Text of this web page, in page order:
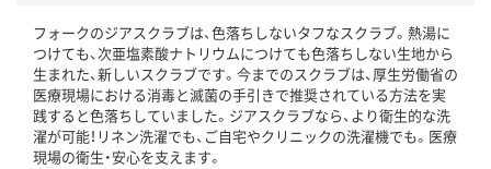
フォークのジアスクラブは、色落ちしないタフなスクラブ。熱湯に
つけても、次亜塩素酸ナトリウムにつけても色落ちしない生地から
生まれた、新しいスクラブです。今までのスクラブは、厚生労働省の
医療現場における消毒と滅菌の手引きで推奨されている方法を実
践すると色落ちしていました。ジアスクラブなら、より衛生的な洗
濯が可能！リネン洗濯でも、ご自宅やクリニックの洗濯機でも。医療
現場の衛生・安心を支えます。